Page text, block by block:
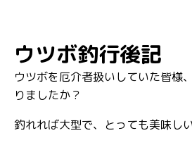
ウツボ釣行後記
ウツボを厄介者扱いしていた皆様
りましたか？
釣れれば大型で、とっても美味しい